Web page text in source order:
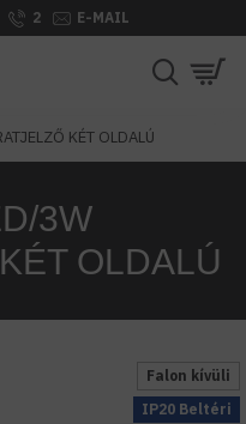
2 E-MAIL
KÉT OLDALÚ
3W
OLDALÚ
Falon kívüli
IP20 Beltéri